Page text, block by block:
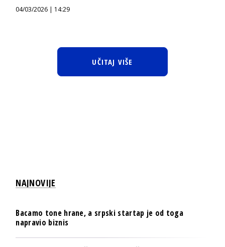
04/03/2026 | 14:29
UČITAJ VIŠE
NAJNOVIJE
Bacamo tone hrane, a srpski startap je od toga
napravio biznis